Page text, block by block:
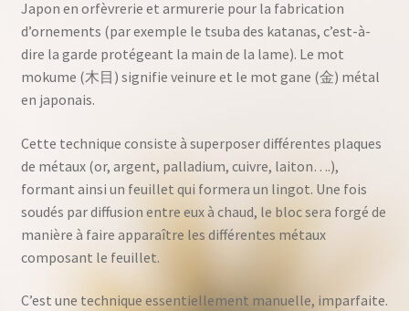
Japon en orfèvrerie et armurerie pour la fabrication
d’ornements (par exemple le tsuba des katanas, c’est-à-
dire la garde protégeant la main de la lame). Le mot
mokume (木目) signifie veinure et le mot gane (金) métal
en japonais.
Cette technique consiste à superposer différentes plaques
de métaux (or, argent, palladium, cuivre, laiton….),
formant ainsi un feuillet qui formera un lingot. Une fois
soudés par diffusion entre eux à chaud, le bloc sera forgé de
manière à faire apparaître les différentes métaux
composant le feuillet.
C’est une technique essentiellement manuelle, imparfaite.